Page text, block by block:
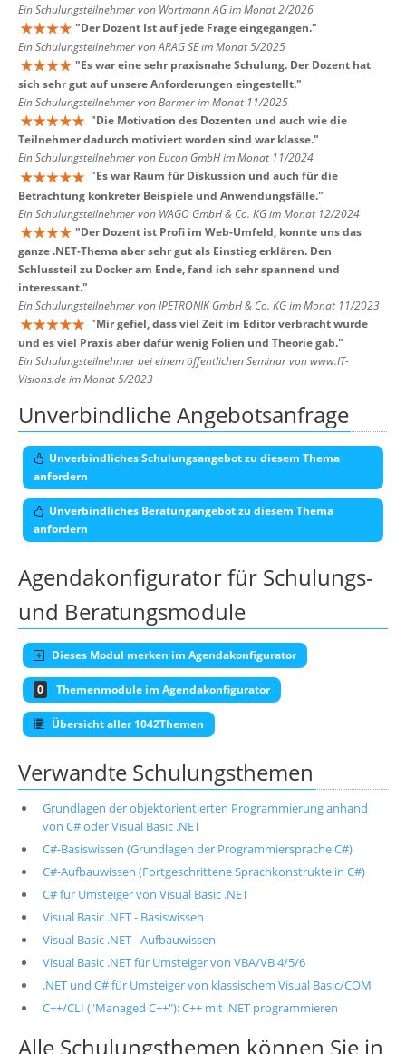
Ein Schulungsteilnehmer von Wortmann AG im Monat 2/2026
"Der Dozent Ist auf jede Frage eingegangen."
Ein Schulungsteilnehmer von ARAG SE im Monat 5/2025
"Es war eine sehr praxisnahe Schulung. Der Dozent hat
sich sehr gut auf unsere Anforderungen eingestellt."
Ein Schulungsteilnehmer von Barmer im Monat 11/2025
"Die Motivation des Dozenten und auch wie die
Teilnehmer dadurch motiviert worden sind war klasse."
Ein Schulungsteilnehmer von Eucon GmbH im Monat 11/2024
"Es war Raum für Diskussion und auch für die
Betrachtung konkreter Beispiele und Anwendungsfälle."
Ein Schulungsteilnehmer von WAGO GmbH & Co. KG im Monat 12/2024
"Der Dozent ist Profi im Web-Umfeld, konnte uns das
ganze .NET-Thema aber sehr gut als Einstieg erklären. Den
Schlussteil zu Docker am Ende, fand ich sehr spannend und
interessant."
Ein Schulungsteilnehmer von IPETRONIK GmbH & Co. KG im Monat 11/2023
"Mir gefiel, dass viel Zeit im Editor verbracht wurde
und es viel Praxis aber dafür wenig Folien und Theorie gab."
Ein Schulungsteilnehmer bei einem öffentlichen Seminar von www.IT-
Visions.de im Monat 5/2023
Unverbindliche Angebotsanfrage
Unverbindliches Schulungsangebot zu diesem Thema
anfordern
Unverbindliches Beratungangebot zu diesem Thema
anfordern
Agendakonfigurator für Schulungs-
und Beratungsmodule
Dieses Modul merken im Agendakonfigurator
0 Themenmodule im Agendakonfigurator
Übersicht aller 1042Themen
Verwandte Schulungsthemen
Grundlagen der objektorientierten Programmierung anhand
von C# oder Visual Basic .NET
C#-Basiswissen (Grundlagen der Programmiersprache C#)
C#-Aufbauwissen (Fortgeschrittene Sprachkonstrukte in C#)
C# für Umsteiger von Visual Basic .NET
Visual Basic .NET - Basiswissen
Visual Basic .NET - Aufbauwissen
Visual Basic .NET für Umsteiger von VBA/VB 4/5/6
.NET und C# für Umsteiger von klassischem Visual Basic/COM
C++/CLI ("Managed C++"): C++ mit .NET programmieren
Alle Schulungsthemen können Sie in